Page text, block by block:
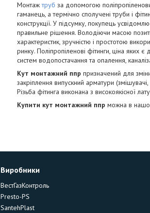
Монтажтруб за допомогою
гаманець, а термічно сполучені труби і
конструкції. У підсумку, покупець
правильне рішення. Володіючи масою
характеристик, зручністю і простотою
ринку. Поліпропіленові фітинги, ціна яких
систем водопостачання та опалення,
Кут монтажний ппр призначений для
закріплення випускний арматури (змішувачі,
Різьба фітинга виконана з високоякісної
Купити кут монтажний ппр можна в
Виробники
ВестГазКонтроль
Presto-PS
SantehPlast